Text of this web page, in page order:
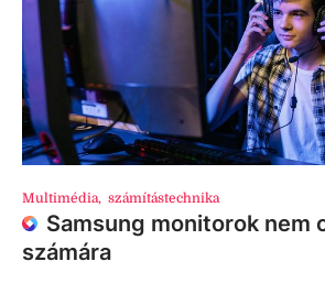
Multimédia, számítástechnika
Samsung monitorok nem
számára